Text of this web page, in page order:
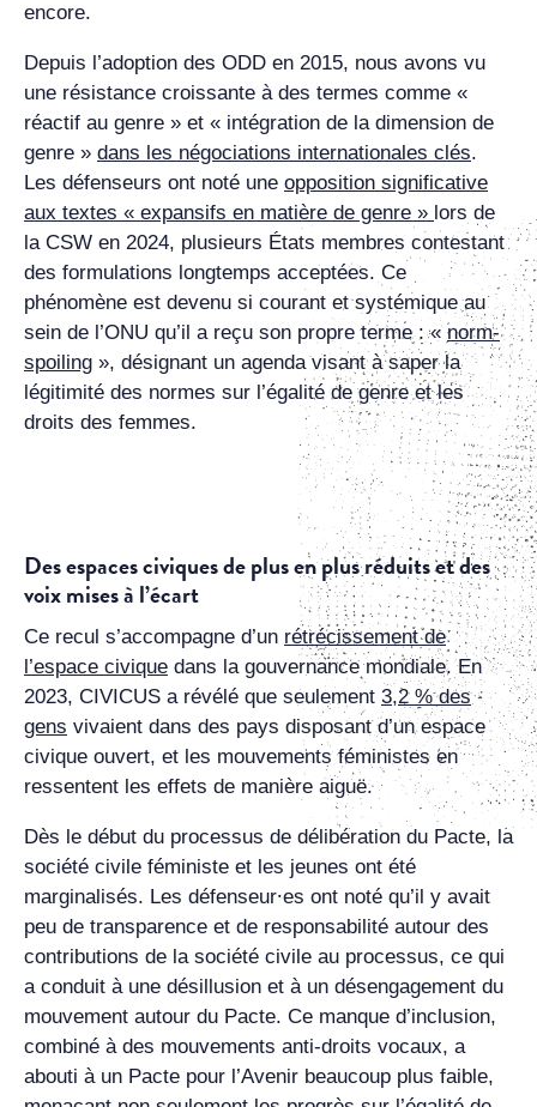
encore.
Depuis l’adoption des ODD en 2015, nous avons vu
une résistance croissante à des termes comme «
réactif au genre » et « intégration de la dimension de
genre » dans les négociations internationales clés.
Les défenseurs ont noté une opposition significative
aux textes « expansifs en matière de genre » lors de
la CSW en 2024, plusieurs États membres contestant
des formulations longtemps acceptées. Ce
phénomène est devenu si courant et systémique au
sein de l’ONU qu’il a reçu son propre terme : « norm-
spoiling », désignant un agenda visant à saper la
légitimité des normes sur l’égalité de genre et les
droits des femmes.
Des espaces civiques de plus en plus réduits et des
voix mises à l’écart
Ce recul s’accompagne d’un rétrécissement de
l’espace civique dans la gouvernance mondiale. En
2023, CIVICUS a révélé que seulement 3,2 % des
gens vivaient dans des pays disposant d’un espace
civique ouvert, et les mouvements féministes en
ressentent les effets de manière aiguë.
Dès le début du processus de délibération du Pacte, la
société civile féministe et les jeunes ont été
marginalisés. Les défenseur⸱es ont noté qu’il y avait
peu de transparence et de responsabilité autour des
contributions de la société civile au processus, ce qui
a conduit à une désillusion et à un désengagement du
mouvement autour du Pacte. Ce manque d’inclusion,
combiné à des mouvements anti-droits vocaux, a
abouti à un Pacte pour l’Avenir beaucoup plus faible,